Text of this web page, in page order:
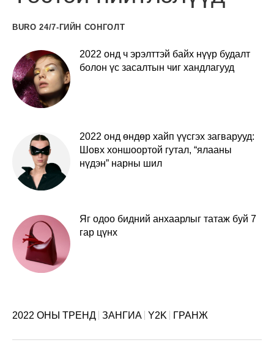
BURO 24/7-ГИЙН СОНГОЛТ
2022 онд ч эрэлттэй байх нүүр будалт
болон үс засалтын чиг хандлагууд
2022 онд өндөр хайп үүсгэх загварууд:
Шовх хоншоортой гутал, “ялааны
нүдэн” нарны шил
Яг одоо бидний анхаарлыг татаж буй 7
гар цүнх
2022 ОНЫ ТРЕНД ЗАНГИА Y2K ГРАНЖ